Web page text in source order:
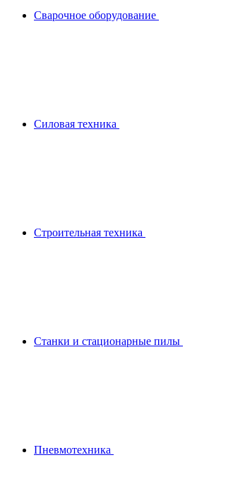
Сварочное оборудование
Силовая техника
Строительная техника
Станки и стационарные пилы
Пневмотехника